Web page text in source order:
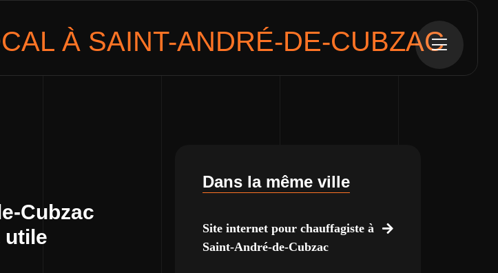
À SAINT-ANDRÉ-DE-CUBZAC
Cubzac
utile
Dans la même ville
Site internet pour chauffagiste à
Saint-André-de-Cubzac